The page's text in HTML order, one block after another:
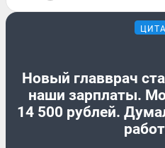
Новый главврач
наши зарплаты.
14 500 рублей.